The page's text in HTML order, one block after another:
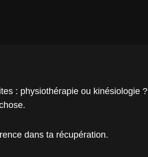
: physiothérapie ou kinésiologie ?
dans ta récupération.